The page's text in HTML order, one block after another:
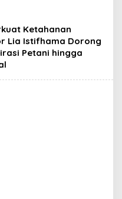
Ketahanan
Lia Istifhama Dorong
Petani hingga